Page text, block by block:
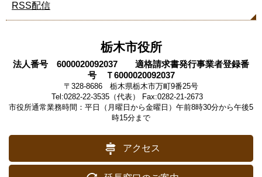
RSS配信
栃木市役所
法人番号 6000020092037 適格請求書発行事業者登録番
号 Ｔ6000020092037
〒328-8686 栃木県栃木市万町9番25号
Tel:0282-22-3535（代表） Fax:0282-21-2673
市役所通常業務時間：平日（月曜日から金曜日）午前8時30分から午後5
時15分まで
アクセス